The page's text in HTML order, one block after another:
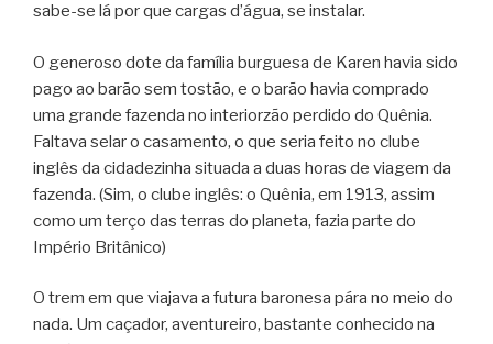
sabe-se lá por que cargas d’água, se instalar.
O generoso dote da família burguesa de Karen havia sido
pago ao barão sem tostão, e o barão havia comprado
uma grande fazenda no interiorzão perdido do Quênia.
Faltava selar o casamento, o que seria feito no clube
inglês da cidadezinha situada a duas horas de viagem da
fazenda. (Sim, o clube inglês: o Quênia, em 1913, assim
como um terço das terras do planeta, fazia parte do
Império Britânico)
O trem em que viajava a futura baronesa pára no meio do
nada. Um caçador, aventureiro, bastante conhecido na